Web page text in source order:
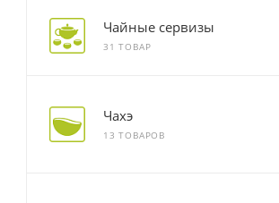
Чайные сервизы
31 ТОВАР
Чахэ
13 ТОВАРОВ